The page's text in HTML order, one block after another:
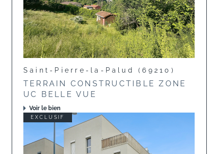
Saint-Pierre-la-Palud (69210)
TERRAIN CONSTRUCTIBLE ZONE
UC BELLE VUE
Voir le bien
EXCLUSIF